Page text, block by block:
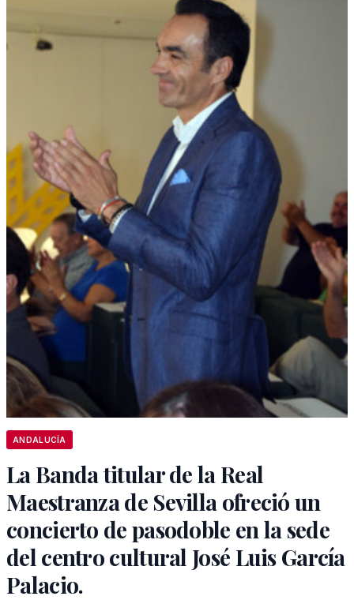
ANDALUCÍA
La Banda titular de la Real
Maestranza de Sevilla ofreció un
concierto de pasodoble en la sede
del centro cultural José Luis García
Palacio.